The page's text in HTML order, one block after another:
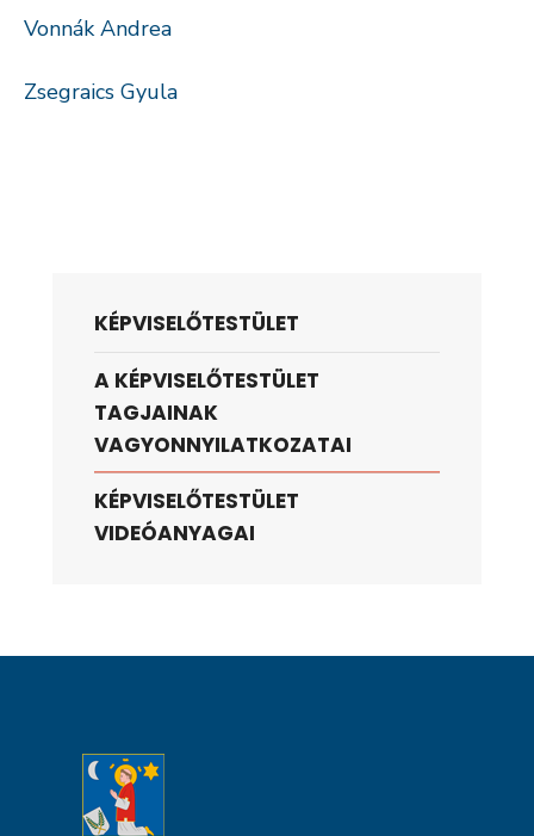
Vonnák Andrea
Zsegraics Gyula
KÉPVISELŐTESTÜLET
A KÉPVISELŐTESTÜLET
TAGJAINAK
VAGYONNYILATKOZATAI
KÉPVISELŐTESTÜLET
VIDEÓANYAGAI